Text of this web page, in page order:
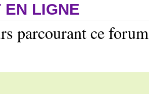
EN LIGNE
parcourant ce